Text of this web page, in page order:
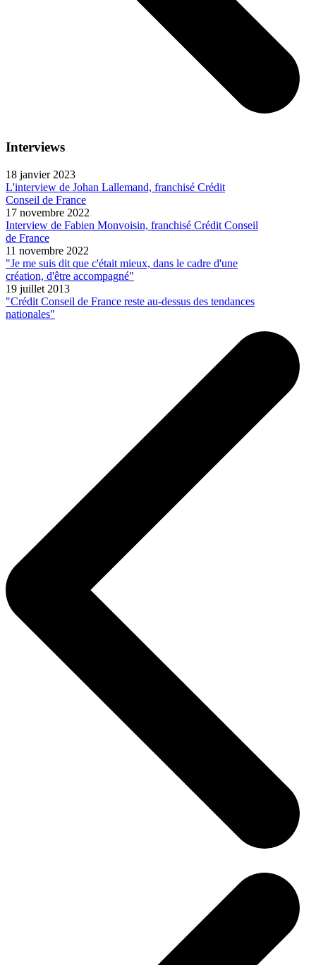
Interviews
18 janvier 2023
L'interview de Johan Lallemand, franchisé Crédit
Conseil de France
17 novembre 2022
Interview de Fabien Monvoisin, franchisé Crédit Conseil
de France
11 novembre 2022
"Je me suis dit que c'était mieux, dans le cadre d'une
création, d'être accompagné"
19 juillet 2013
"Crédit Conseil de France reste au-dessus des tendances
nationales"